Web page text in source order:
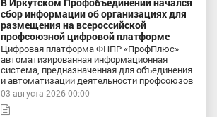
сбор информации об организациях для
размещения на всероссийской
профсоюзной цифровой платформе
Цифровая платформа ФНПР «ПрофПлюс» –
автоматизированная информационная
система, предназначенная для объединения
и автоматизации деятельности профсоюзов
03 августа 2026 00:00